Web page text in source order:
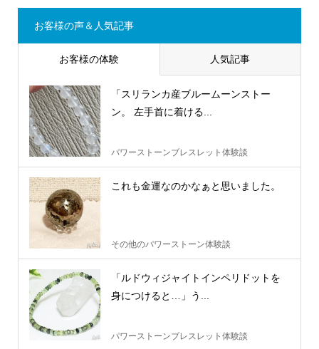
お客様の声＆人気記事
お客様の体験 人気記事
「スリランカ産ブルームーンストー
ン。 左手首に着ける...
パワーストーンブレスレット体験談
これも金運なのかなぁと思いました。
その他のパワーストーン体験談
「ルドウィジャイトインペリドットを
身につけると…」う...
パワーストーンブレスレット体験談